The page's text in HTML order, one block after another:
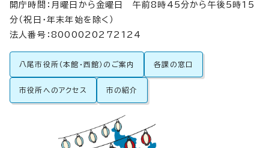
開庁時間：月曜日から金曜日 午前8時45分から午後5時15
分（祝日・年末年始を除く）
法人番号：8000020272124
八尾市役所（本館・西館）のご案内 各課の窓口
市役所へのアクセス 市の紹介